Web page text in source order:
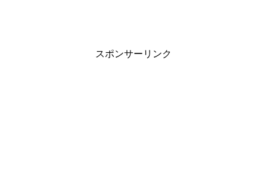
スポンサーリンク